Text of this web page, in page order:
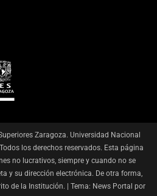
Zaragoza. Universidad Nacional
los derechos reservados. Esta página
no lucrativos, siempre y cuando no se
y su dirección electrónica. De otra forma,
de la Institución.
Tema: News Portal por